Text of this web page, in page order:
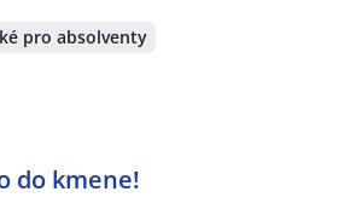
pro absolventy
do kmene!